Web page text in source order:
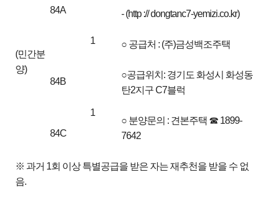
- (http :// dongtanc7-yemizi.co.kr)
○ 공급처 : (주)금성백조주택
○공급위치: 경기도 화성시 화성동
탄2지구 C7블럭
○ 분양문의 : 견본주택 ☎ 1899-
7642
(민간분
양)
84A
1
84B
1
84C
※ 과거 1회 이상 특별공급을 받은 자는 재추천을 받을 수 없
음.